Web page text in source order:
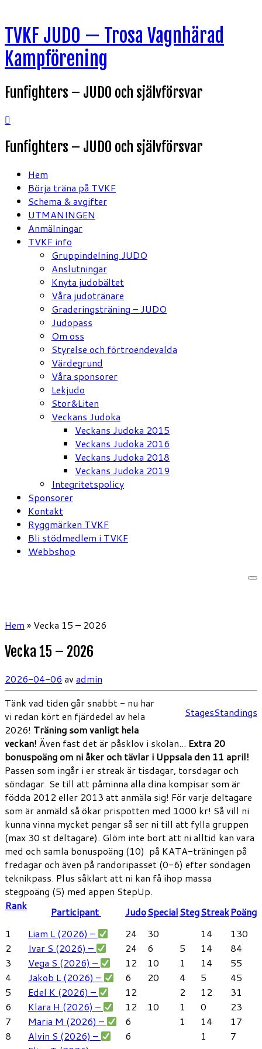
till
innehåll
TVKF JUDO — Trosa Vagnhärad
Kampförening
Funfighters – JUDO och självförsvar
Funfighters – JUDO och självförsvar
Hem
Börja träna på TVKF
Schema & avgifter
UTMANINGEN
Anmälningar
TVKF info
Gruppindelning JUDO
Anslutningar
Knyta judobältet
Våra judotränare
Graderingsträning – JUDO
Judopass
Om oss
Styrelse och förtroendevalda
Värdegrund
Våra sponsorer
Lekjudo
Stor&Liten
Veckans Judoka
Veckans Judoka 2015
Veckans Judoka 2016
Veckans Judoka 2018
Veckans Judoka 2019
Integritetspolicy
Sponsorer
Kontakt
Ryggmärken TVKF
Bli stödmedlem i TVKF
Webbshop
Hem » Vecka 15 – 2026
Vecka 15 – 2026
2026-04-06 av admin
StagesStandings
Tänk vad tiden går snabbt - nu har
vi redan kört en fjärdedel av hela
2026! Träning som vanligt hela
veckan! Även fast det är påsklov i skolan... Extra 20
bonuspoäng om ni åker och tävlar i Uppsala den 11 april!
Passen som ingår i er streak är tisdagar, torsdagar och
söndagar. Se till att påminna alla dina kompisar som är
födda 2012 eller 2013 att anmäla sig! För varje deltagare
som är anmäld så ökar prispotten med 1000 kr! Så vill ni
kunna vinna mycket pengar så ser ni till att fylla gruppen
(max 30 st deltagare). Glöm inte bort att ni alltid kan vara
med och samla bonuspoäng (10) på KATA-träningen på
fredagar och även på randoripasset (0-6) efter söndagen
teknikpass. Plus såklart att ni kan få ihop massa
stegpoäng (5) med appen StepUp.
Rank
Participant JudoSpecialStegStreakPoäng
1
Liam L (2026) – 24 30 14
130
2
Ivar S (2026) – 24 6 5 14
84
3
Vega S (2026) – 12 10 1 14
55
4
Jakob L (2026) – 6 20 4 5
45
5
Edel K (2026) – 12 2 12
31
6
Klara H (2026) – 12 10 1 0
23
7
Maria M (2026) – 6 1 14
17
8
Alvin S (2026) – 6 1
7